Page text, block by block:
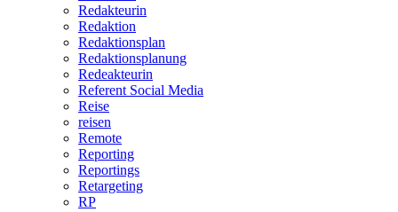
Redakteurin
Redaktion
Redaktionsplan
Redaktionsplanung
Redeakteurin
Referent Social Media
Reise
reisen
Remote
Reporting
Reportings
Retargeting
RP